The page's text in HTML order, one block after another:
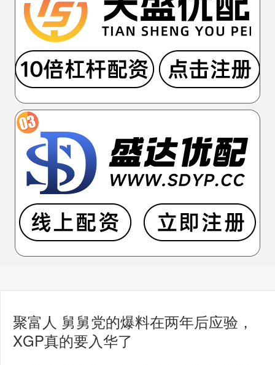
聚富人 舅舅党的爆料在两年后应验，
XGP真的要入华了